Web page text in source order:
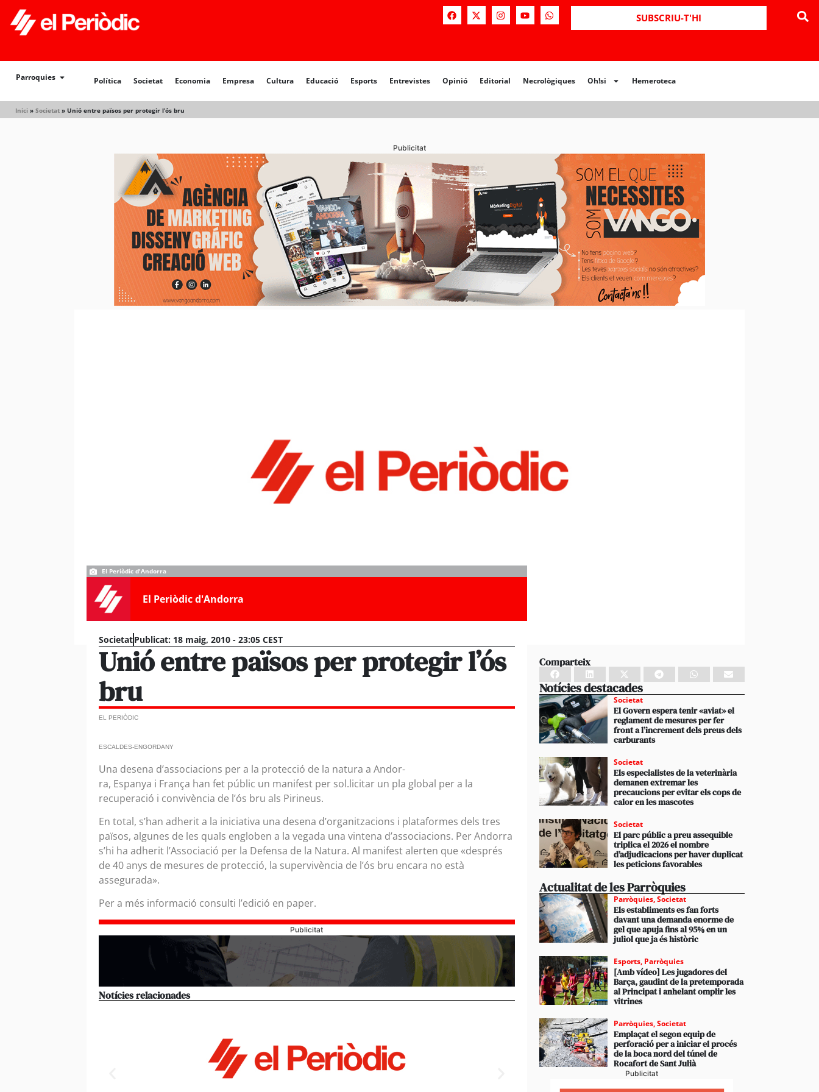
SUBSCRIU-T'HI
Parroquies Política Societat Economia Empresa Cultura Educació Esports Entrevistes Opinió Editorial Necrològiques Oh!si Hemeroteca
Inici » Societat » Unió entre països per protegir l’ós bru
Política Societat Opinió Editorial Necrològiques Hemeroteca
Publicitat
El Periòdic d'Andorra
El Periòdic d'Andorra
SocietatPublicat: 18 maig, 2010 - 23:05 CEST
Unió entre països per protegir l’ós
bru
EL PERIÒDIC
ESCALDES-ENGORDANY
Una desena d’associacions per a la protecció de la natura a Andor-
ra, Espanya i França han fet públic un manifest per sol.licitar un pla global per a la
recuperació i convivència de l’ós bru als Pirineus.
En total, s’han adherit a la iniciativa una desena d’organitzacions i plataformes dels tres
països, algunes de les quals engloben a la vegada una vintena d’associacions. Per Andorra
s’hi ha adherit l’Associació per la Defensa de la Natura. Al manifest alerten que «després
de 40 anys de mesures de protecció, la supervivència de l’ós bru encara no està
assegurada».
Per a més informació consulti l’edició en paper.
Publicitat
Notícies relacionades
Comparteix
Notícies destacades
Societat
El Govern espera tenir «aviat» el
reglament de mesures per fer
front a l’increment dels preus dels
carburants
Societat
Els especialistes de la veterinària
demanen extremar les
precaucions per evitar els cops de
calor en les mascotes
Societat
El parc públic a preu assequible
triplica el 2026 el nombre
d’adjudicacions per haver duplicat
les peticions favorables
Actualitat de les Parròquies
Parròquies,Societat
Els establiments es fan forts
davant una demanda enorme de
gel que apuja fins al 95% en un
juliol que ja és històric
Esports, Parròquies
[Amb vídeo] Les jugadores del
Barça, gaudint de la pretemporada
al Principat i anhelant omplir les
vitrines
Parròquies,Societat
Emplaçat el segon equip de
perforació per a iniciar el procés
de la boca nord del túnel de
Rocafort de Sant Julià
Publicitat